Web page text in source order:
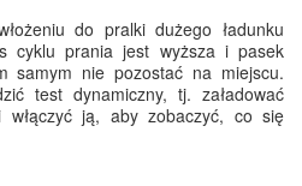
do pralki dużego ładunku
cyklu prania jest wyższa i pasek
samym nie pozostać na miejscu.
test dynamiczny, tj. załadować
ją, aby zobaczyć, co się